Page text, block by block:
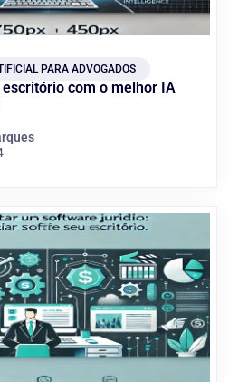
PARA ADVOGADOS
com o melhor IA